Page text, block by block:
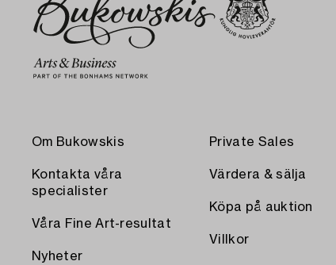
Om Bukowskis
Kontakta våra
specialister
Våra Fine Art-resultat
Nyheter
Private Sales
Värdera & sälja
Köpa på auktion
Villkor